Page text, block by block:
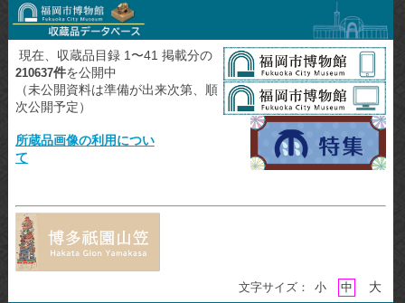
現在、収蔵品目録 1〜41 掲載分の
210637件を公開中
（未公開資料は準備が出来次第、順
次公開予定）
所蔵品画像の利用につい
て
文字サイズ： 小 中 大